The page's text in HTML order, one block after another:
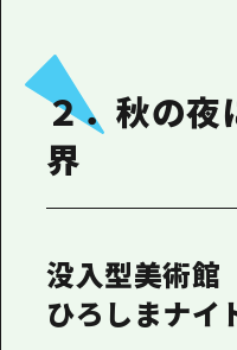
２．秋の夜
界
没入型美術館
ひろしまナイ